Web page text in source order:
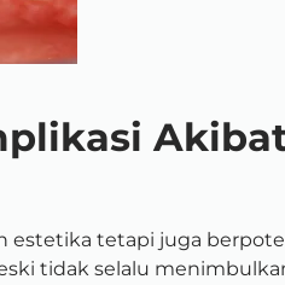
estetika tetapi juga
tidak selalu